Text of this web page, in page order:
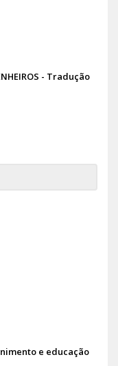
- Tradução
e educação